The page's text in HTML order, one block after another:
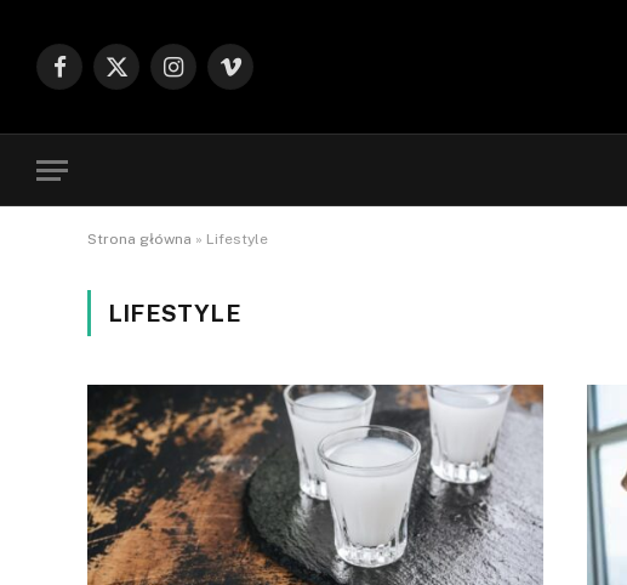
Facebook
X
Instagram
Vimeo
Strona główna » Lifestyle
LIFESTYLE